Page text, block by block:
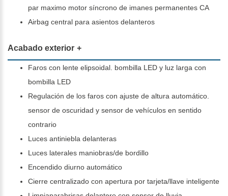
par maximo motor síncrono de imanes permanentes CA
Airbag central para asientos delanteros
Acabado exterior
Faros con lente elipsoidal. bombilla LED y luz larga con
bombilla LED
Regulación de los faros con ajuste de altura automático.
sensor de oscuridad y sensor de vehículos en sentido
contrario
Luces antiniebla delanteras
Luces laterales maniobras/de bordillo
Encendido diurno automático
Cierre centralizado con apertura por tarjeta/llave inteligente